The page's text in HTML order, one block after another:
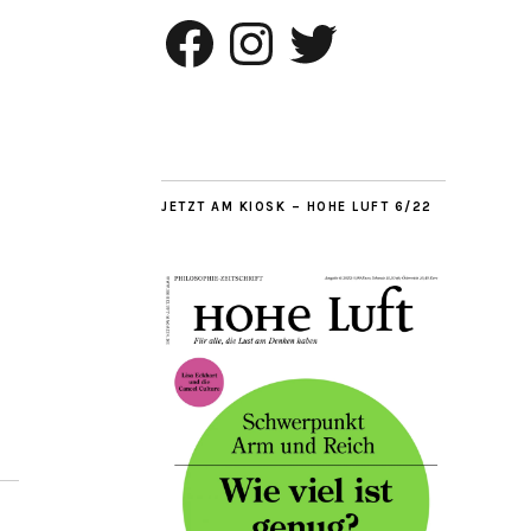
Facebook InstagramTwitter
JETZT AM KIOSK – HOHE LUFT 6/22